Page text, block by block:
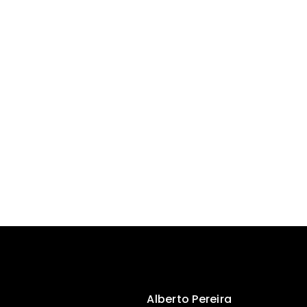
Alberto Pereira